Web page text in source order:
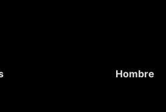
Hombre